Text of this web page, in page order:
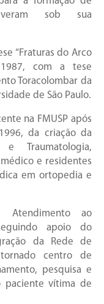
sob sua
“Fraturas do Arco
com a tese
Toracolombar da
de São Paulo.
na FMUSP após
da criação da
Traumatologia,
e residentes
em ortopedia e
Atendimento ao
apoio do
da Rede de
centro de
pesquisa e
paciente vítima de